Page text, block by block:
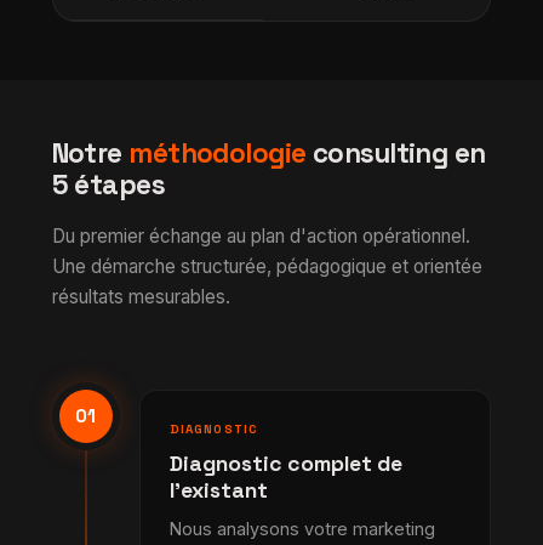
Notre méthodologie consulting en
5 étapes
Du premier échange au plan d'action opérationnel.
Une démarche structurée, pédagogique et orientée
résultats mesurables.
01
DIAGNOSTIC
Diagnostic complet de
l'existant
Nous analysons votre marketing